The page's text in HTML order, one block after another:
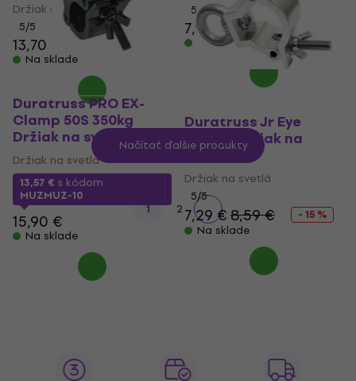
Držiak na svetlá
5/5
13,70 €
Na sklade
5/5
7,90 €
Na sklade
Duratruss PRO EX-
Clamp 50S 350kg
Držiak na svetlá
Držiak na svetlá
13,57 € s kódom
MUZMUZ-10
15,90 €
Na sklade
Duratruss Jr Eye
Clamp Držiak na
svetlá
Držiak na svetlá
5/5
7,29 €8,59 €
- 15 %
Na sklade
Načítať ďalšie produkty
1 2